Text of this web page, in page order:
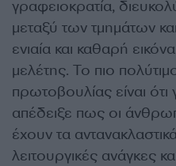
γραφειοκρατία,
μεταξύ των τμημάτων
ενιαία και καθαρή
μελέτης. Το πιο
πρωτοβουλίας είναι
απέδειξε πως οι
έχουν τα
λειτουργικές ανάγκες